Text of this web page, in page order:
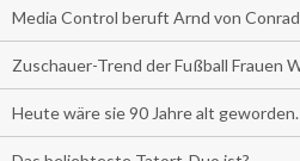
Media Control beruft Arnd von
Zuschauer-Trend der Fußball Frauen
Heute wäre sie 90 Jahre alt geworden.